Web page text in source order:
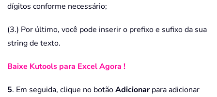
dígitos conforme necessário;
(3.) Por último, você pode inserir o prefixo e sufixo da sua
string de texto.
Baixe Kutools para Excel Agora !
5. Em seguida, clique no botãoAdicionarpara adicionar